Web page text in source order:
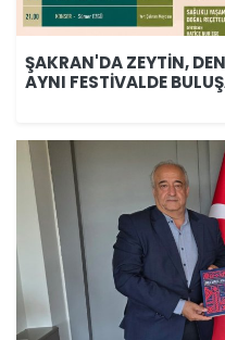
ŞAKRAN'DA ZEYTİN,
AYNI FESTİVALDE